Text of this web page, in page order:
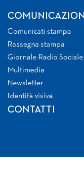
Comunicati stampa
Rassegna stampa
Giornale Radio Sociale
Multimedia
Newsletter
Identità visiva
CONTATTI